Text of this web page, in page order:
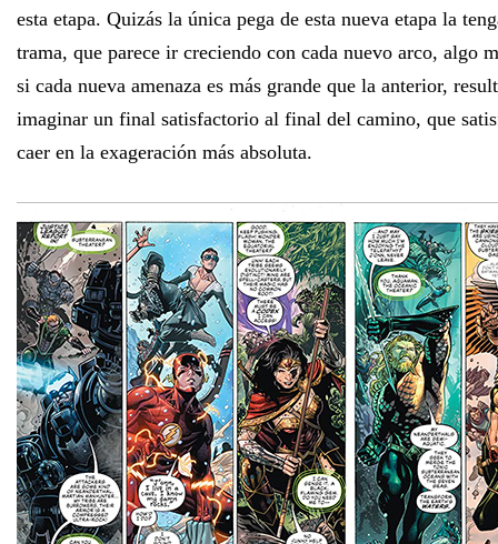
esta etapa. Quizás la única pega de esta nueva etapa la
trama, que parece ir creciendo con cada nuevo arco, algo
si cada nueva amenaza es más grande que la anterior,
imaginar un final satisfactorio al final del camino, que
caer en la exageración más absoluta.